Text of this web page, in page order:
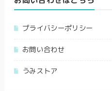
プライバシーポリシー
お問い合わせ
うみストア